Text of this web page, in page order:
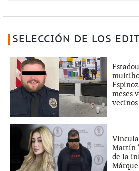
SELECCIÓN DE LOS
meses
vecinos
Martín
de la